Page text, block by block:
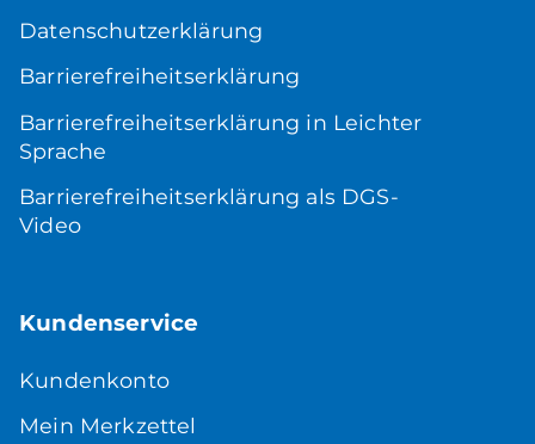
Datenschutzerklärung
Barrierefreiheitserklärung
Barrierefreiheitserklärung in Leichter
Sprache
Barrierefreiheitserklärung als DGS-
Video
Kundenservice
Kundenkonto
Mein Merkzettel